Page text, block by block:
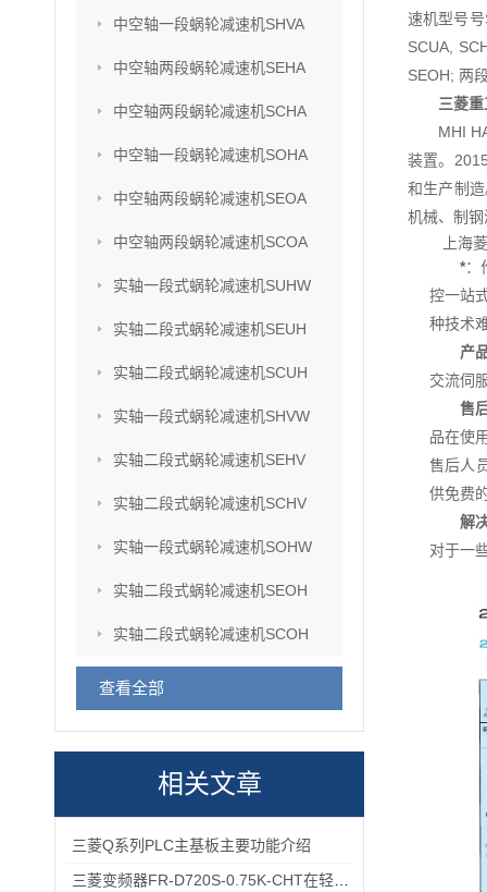
中空轴一段蜗轮减速机SHVA
中空轴两段蜗轮减速机SEHA
中空轴两段蜗轮减速机SCHA
中空轴一段蜗轮减速机SOHA
中空轴两段蜗轮减速机SEOA
中空轴两段蜗轮减速机SCOA
实轴一段式蜗轮减速机SUHW
实轴二段式蜗轮减速机SEUH
实轴二段式蜗轮减速机SCUH
实轴一段式蜗轮减速机SHVW
实轴二段式蜗轮减速机SEHV
实轴二段式蜗轮减速机SCHV
实轴一段式蜗轮减速机SOHW
实轴二段式蜗轮减速机SEOH
实轴二段式蜗轮减速机SCOH
查看全部
相关文章
三菱Q系列PLC主基板主要功能介绍
速机型号
SCUA,
SEOH; 两
三菱
MHI
装置。
和生产制
机械、制
上海
*：
控一站
种技术
产
交流伺
售
品在使
售后人
供免费
解
对于一